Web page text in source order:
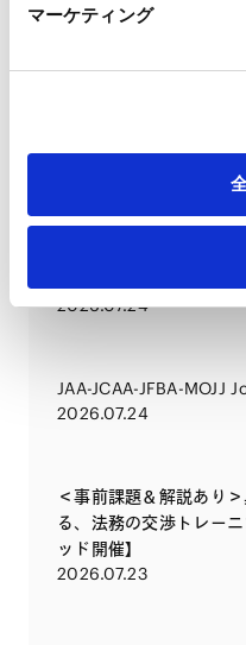
LinkedIn プライバシーポ
HubSpot プライバシーポ
マーケティング
カーボンニュートラル
認可・権利設計・損害
我が国の領域（EEZ）
の法的枠組み 〜2022年
2026.07.24
JAA-JCAA-JFBA-
2026.07.24
＜事前課題＆解説あり
る、法務の交渉トレー
ッド開催】
2026.07.23